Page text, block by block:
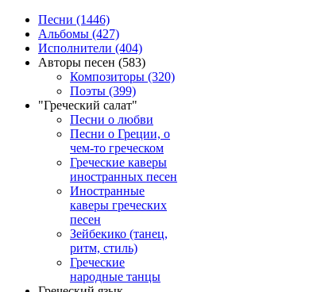
Песни (1446)
Альбомы (427)
Исполнители (404)
Авторы песен (583)
Композиторы (320)
Поэты (399)
"Греческий салат"
Песни о любви
Песни о Греции, о
чем-то греческом
Греческие каверы
иностранных песен
Иностранные
каверы греческих
песен
Зейбекико (танец,
ритм, стиль)
Греческие
народные танцы